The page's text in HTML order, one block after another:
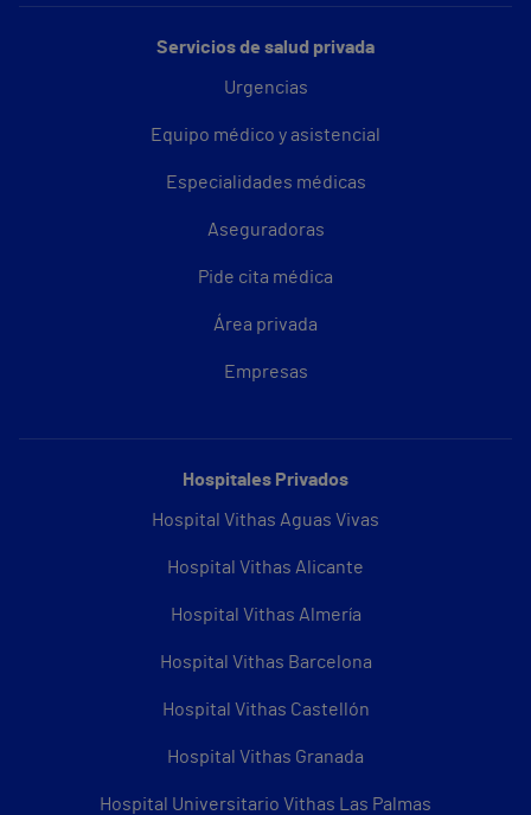
Servicios de salud privada
Urgencias
Equipo médico y asistencial
Especialidades médicas
Aseguradoras
Pide cita médica
Área privada
Empresas
Hospitales Privados
Hospital Vithas Aguas Vivas
Hospital Vithas Alicante
Hospital Vithas Almería
Hospital Vithas Barcelona
Hospital Vithas Castellón
Hospital Vithas Granada
Hospital Universitario Vithas Las Palmas